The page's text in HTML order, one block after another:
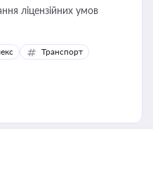
ліцензійних умов
Транспорт